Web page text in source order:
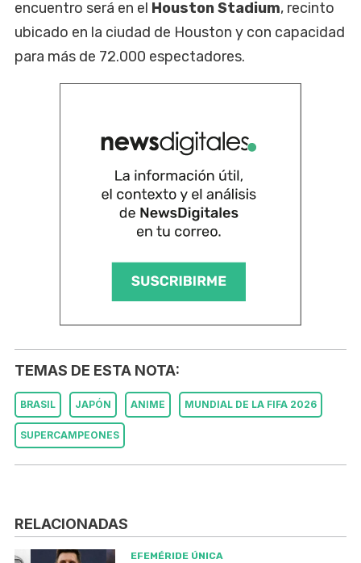
encuentro será en el Houston Stadium, recinto
ubicado en la ciudad de Houston y con capacidad
para más de 72.000 espectadores.
TEMAS DE ESTA NOTA:
BRASIL JAPÓN ANIME MUNDIAL DE LA FIFA 2026
SUPERCAMPEONES
RELACIONADAS
EFEMÉRIDE ÚNICA